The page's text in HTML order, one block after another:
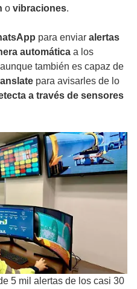
o vibraciones.
para enviar alertas
automática a los
también es capaz de
para avisarles de lo
a través de sensores
5 mil alertas de los casi 30